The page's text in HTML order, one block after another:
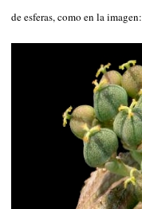
de esferas, como en la imagen: